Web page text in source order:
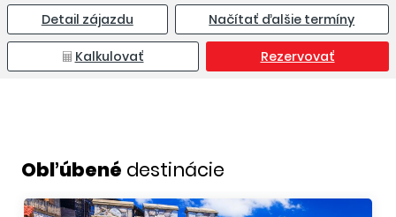
Detail zájazdu Načítať ďalšie termíny
Kalkulovať Rezervovať
Obľúbené destinácie